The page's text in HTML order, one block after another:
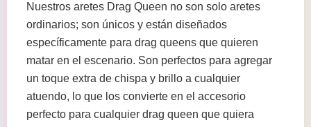
Nuestros aretes Drag Queen no son solo aretes
ordinarios; son únicos y están diseñados
específicamente para drag queens que quieren
matar en el escenario. Son perfectos para agregar
un toque extra de chispa y brillo a cualquier
atuendo, lo que los convierte en el accesorio
perfecto para cualquier drag queen que quiera